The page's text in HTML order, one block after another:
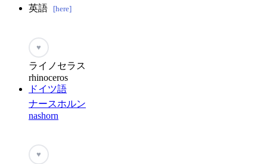
英語 [here]
♥
ライノセラス
rhinoceros
ドイツ語
ナースホルン
nashorn
♥